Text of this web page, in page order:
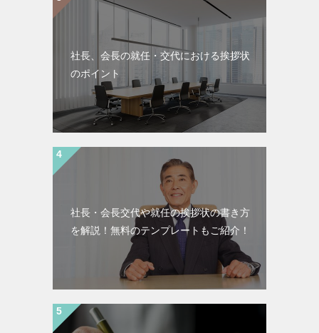
社長、会長の就任・交代における挨拶状
のポイント
社長・会長交代や就任の挨拶状の書き方
を解説！無料のテンプレートもご紹介！